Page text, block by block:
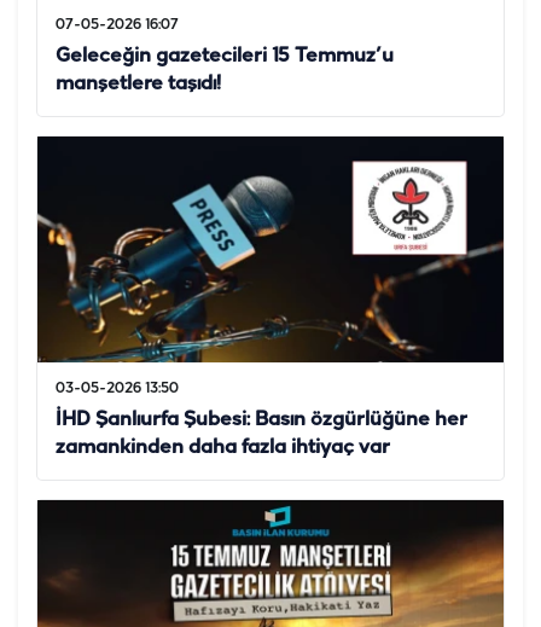
07-05-2026 16:07
Geleceğin gazetecileri 15 Temmuz’u
manşetlere taşıdı!
03-05-2026 13:50
İHD Şanlıurfa Şubesi: Basın özgürlüğüne her
zamankinden daha fazla ihtiyaç var